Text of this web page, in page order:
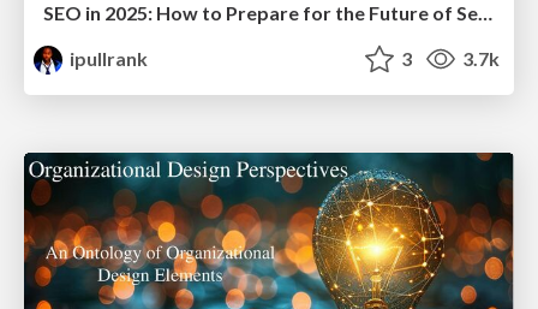
SEO in 2025: How to Prepare for the Future of Search
ipullrank
3 3.7k